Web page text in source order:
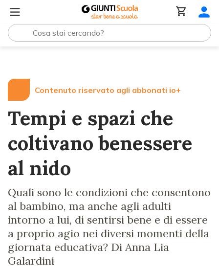
Contenuto riservato agli abbonati io+
Tempi e spazi che
coltivano benessere
al nido
Quali sono le condizioni che consentono
al bambino, ma anche agli adulti
intorno a lui, di sentirsi bene e di essere
a proprio agio nei diversi momenti della
giornata educativa? Di Anna Lia
Galardini